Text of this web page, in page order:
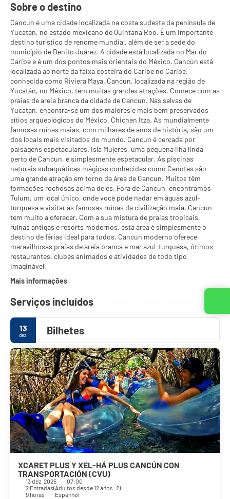
Sobre o destino
Cancun é uma cidade localizada na costa sudeste da península de
Yucatán, no estado mexicano de Quintana Roo. É um importante
destino turístico de renome mundial, além de ser a sede do
município de Benito Juárez. A cidade está localizada no Mar do
Caribe e é um dos pontos mais orientais do México. Cancún está
localizada ao norte da faixa costeira do Caribe no Caribe,
conhecida como Riviera Maya. Cancun, localizada na região de
Yucatán, no México, tem muitas grandes atrações. Comece com as
praias de areia branca da cidade de Cancun. Nas selvas de
Yucatán, encontra-se um dos maiores e mais bem preservados
sítios arqueológicos do México, Chichen Itza. As mundialmente
famosas ruínas maias, com milhares de anos de história, são um
dos locais mais visitados do mundo. Cancun é cercada por
paisagens espetaculares. Isla Mujeres, uma pequena ilha linda
perto de Cancun, é simplesmente espetacular. As piscinas
naturais subaquáticas mágicas conhecidas como Cenotes são
uma grande atração em torno da área de Cancun. Muitos têm
formações rochosas acima deles. Fora de Cancun, encontramos
Tulum, um local único, onde você pode nadar em águas azul-
turquesa e visitar as famosas ruínas da civilização maia. Cancun
tem muito a oferecer. Com a sua mistura de praias tropicais,
ruínas antigas e resorts modernos, esta área é simplesmente o
destino de férias ideal para todos. Cancun moderno oferece
maravilhosas praias de areia branca e mar azul-turquesa, ótimos
restaurantes, clubes animados e atividades de todo tipo
imaginável.
Mais informações
Serviços incluídos
13
dez. Bilhetes
XCARET PLUS Y XEL-HÁ PLUS CANCÚN CON
TRANSPORTACIÓN (CVU)
13 dez. 2025
07:00
2 Entradas(Adultos desde 12 años: 2)
9 horas
Espanhol